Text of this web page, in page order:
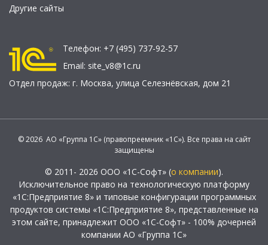
Другие сайты
Телефон: +7 (495) 737-92-57
Email: site_v8@1c.ru
Отдел продаж: г. Москва, улица Селезнёвская, дом 21
© 2026 АО «Группа 1С» (правопреемник «1С»). Все права на сайт
защищены
© 2011- 2026 ООО «1С-Софт» (о компании).
Исключительное право на технологическую платформу
«1С:Предприятие 8» и типовые конфигурации программных
продуктов системы «1С:Предприятие 8», представленные на
этом сайте, принадлежит ООО «1С-Софт» - 100% дочерней
компании АО «Группа 1С»